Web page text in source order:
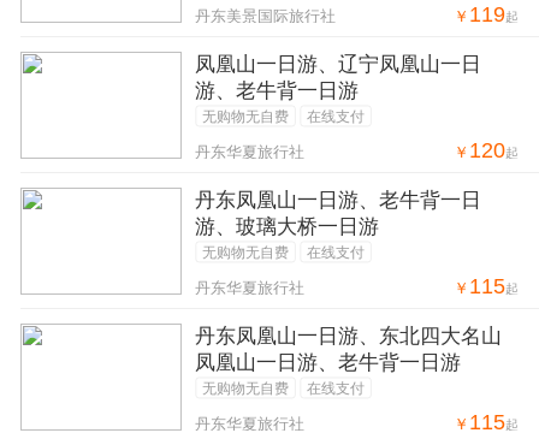
丹东美景国际旅行社 ￥ 119起
凤凰山一日游、辽宁凤凰山一日
游、老牛背一日游
无购物无自费 在线支付
丹东华夏旅行社 ￥ 120起
丹东凤凰山一日游、老牛背一日
游、玻璃大桥一日游
无购物无自费 在线支付
丹东华夏旅行社 ￥ 115起
丹东凤凰山一日游、东北四大名山
凤凰山一日游、老牛背一日游
无购物无自费 在线支付
丹东华夏旅行社 ￥ 115起